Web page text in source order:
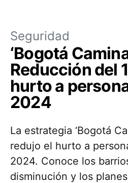
Seguridad
‘Bogotá
Reducción del
hurto a
2024
La estrategia ‘Bogotá
redujo el hurto a
2024. Conoce los
disminución y los